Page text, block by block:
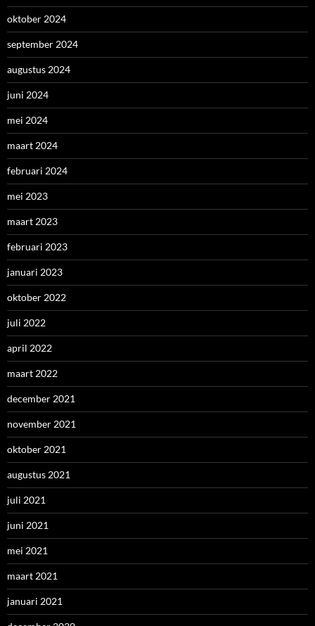
oktober 2024
september 2024
augustus 2024
juni 2024
mei 2024
maart 2024
februari 2024
mei 2023
maart 2023
februari 2023
januari 2023
oktober 2022
juli 2022
april 2022
maart 2022
december 2021
november 2021
oktober 2021
augustus 2021
juli 2021
juni 2021
mei 2021
maart 2021
januari 2021